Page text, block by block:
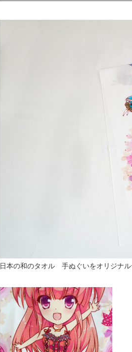
日本の和のタオル 手ぬぐいをオリジナ